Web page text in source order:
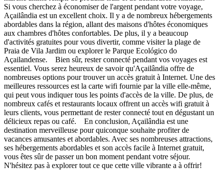
Si vous cherchez à économiser de l'argent pendant votre voyage,
Açailândia est un excellent choix. Il y a de nombreux hébergements
abordables dans la région, allant des maisons d'hôtes économiques
aux chambres d'hôtes confortables. De plus, il y a beaucoup
d'activités gratuites pour vous divertir, comme visiter la plage de
Praia de Vila Jardim ou explorer le Parque Ecológico do
Açailandense. Bien sûr, rester connecté pendant vos voyages est
essentiel. Vous serez heureux de savoir qu'Açailândia offre de
nombreuses options pour trouver un accès gratuit à Internet. Une des
meilleures ressources est la carte wifi fournie par la ville elle-même,
qui peut vous indiquer tous les points d'accès de la ville. De plus, de
nombreux cafés et restaurants locaux offrent un accès wifi gratuit à
leurs clients, vous permettant de rester connecté tout en dégustant un
délicieux repas ou café. En conclusion, Açailândia est une
destination merveilleuse pour quiconque souhaite profiter de
vacances amusantes et abordables. Avec ses nombreuses attractions,
ses hébergements abordables et son accès facile à Internet gratuit,
vous êtes sûr de passer un bon moment pendant votre séjour.
N'hésitez pas à explorer tout ce que cette ville vibrante a à offrir!